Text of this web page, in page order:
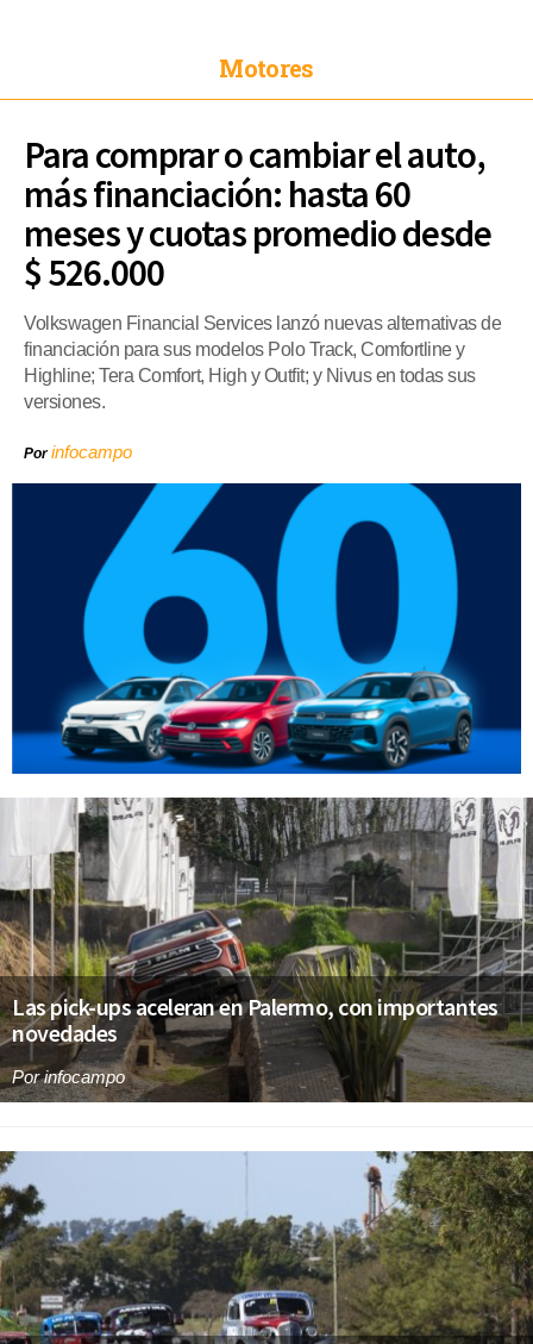
Motores
Para comprar o cambiar el auto,
más financiación: hasta 60
meses y cuotas promedio desde
$ 526.000
Volkswagen Financial Services lanzó nuevas alternativas de
financiación para sus modelos Polo Track, Comfortline y
Highline; Tera Comfort, High y Outfit; y Nivus en todas sus
versiones.
Porinfocampo
Las pick-ups aceleran en Palermo, con importantes
novedades
Porinfocampo